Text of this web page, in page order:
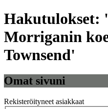
Hakutulokset:
Morriganin
Townsend'
Omat sivuni
Rekisteröityneet asiakkaat